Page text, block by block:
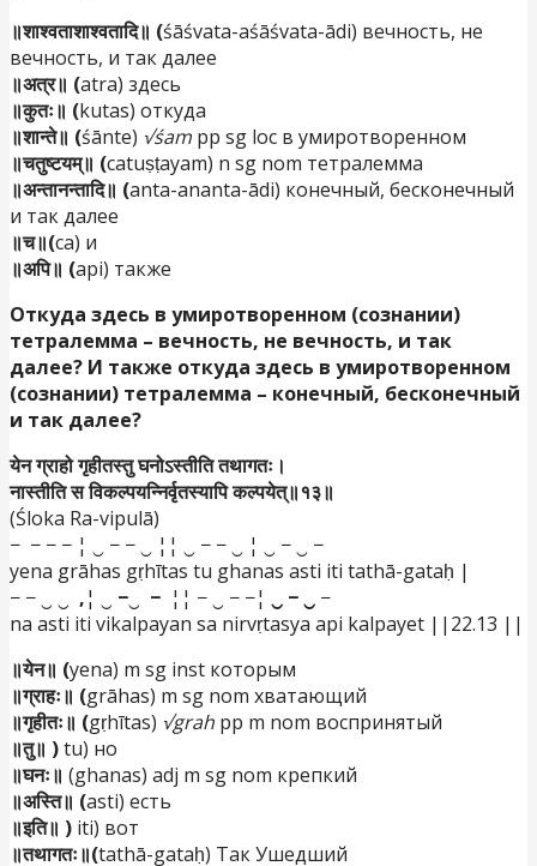
॥शाश्वताशाश्वतादि॥ (śāśvata-aśāśvata-ādi) вечность, не
вечность, и так далее
॥अत्र॥ (atra) здесь
॥कुतः॥ (kutas) откуда
॥शान्ते॥ (śānte) √śam pp sg loc в умиротворенном
॥चतुष्टयम्॥ (catuṣṭayam) n sg nom тетралемма
॥अन्तानन्तादि॥ (anta-ananta-ādi) конечный, бесконечный
и так далее
॥च॥(ca) и
॥अपि॥ (api) также
Откуда здесь в умиротворенном (сознании)
тетралемма – вечность, не вечность, и так
далее? И также откуда здесь в умиротворенном
(сознании) тетралемма – конечный, бесконечный
и так далее?
येन ग्राहो गृहीतस्तु घनोऽस्तीति तथागतः।
नास्तीति स विकल्पयन्निर्वृतस्यापि कल्पयेत्॥१३॥
(Śloka Ra-vipulā)
− − − − ¦ ‿ − − ‿ ¦¦ ‿ − − ‿ ¦ ‿ − ‿ −
yena grāhas gṛhītas tu ghanas asti iti tathā-gataḥ |
− − ‿ ‿ ,¦ ‿ − − ¦¦ − ‿ − −¦ ‿ − ‿ −
na asti iti vikalpayan sa nirvṛtasya api kalpayet ||22.13 ||
॥येन॥ (yena) m sg inst которым
॥ग्राहः॥ (grāhas) m sg nom хватающий
॥गृहीतः॥ (gṛhītas) √grah pp m nom воспринятый
॥तु॥ )tu) но
॥घनः॥ (ghanas) adj m sg nom крепкий
॥अस्ति॥ (asti) есть
॥इति॥ ) iti) вот
॥तथागतः॥(tathā-gataḥ) Так Ушедший